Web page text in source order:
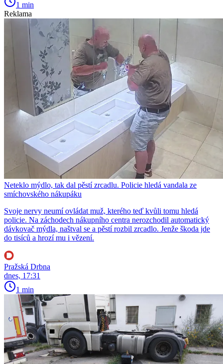
1 min
Reklama
Neteklo mýdlo, tak dal pěstí zrcadlu. Policie hledá vandala ze
smíchovského nákupáku
Svoje nervy neumí ovládat muž, kterého teď kvůli tomu hledá
policie. Na záchodech nákupního centra nerozchodil automatický
dávkovač mýdla, naštval se a pěstí rozbil zrcadlo. Jenže škoda jde
do tisíců a hrozí mu i vězení.
Pražská Drbna
dnes, 17:31
1 min